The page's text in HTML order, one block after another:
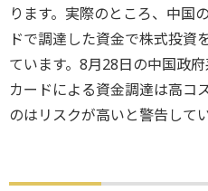
ります。実際のところ、中国
ドで調達した資金で株式投資
ています。8月28日の中国政
カードによる資金調達は高コ
のはリスクが高いと警告してい